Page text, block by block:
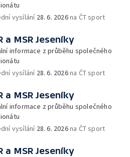
vysílání 28. 6. 2026na ČT sport
a MSR Jeseníky
informace z průběhu společného
vysílání 28. 6. 2026na ČT sport
a MSR Jeseníky
informace z průběhu společného
vysílání 28. 6. 2026na ČT sport
a MSR Jeseníky